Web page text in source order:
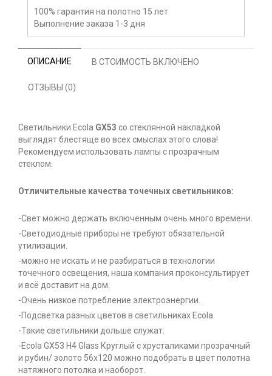
100% гарантия на полотно 15 лет
Выполнение заказа 1-3 дня
ОПИСАНИЕ В СТОИМОСТЬ ВКЛЮЧЕНО
ОТЗЫВЫ (0)
Светильники Ecola GX53 со стеклянной накладкой
выглядят блестяще во всех смыслах этого слова!
Рекомендуем использовать лампы с прозрачным
стеклом.
Отличительные качества точечных светильников:
-Свет можно держать включенным очень много времени.
-Светодиодные приборы не требуют обязательной
утилизации.
-можно не искать и не разбираться в технологии
точечного освещения, наша компания проконсультирует
и всё доставит на дом.
-Очень низкое потребление электроэнергии.
-Подсветка разных цветов в светильниках Ecola
-Такие светильники дольше служат.
-Ecola GX53 H4 Glass Круглый с хрусталиками прозрачный
и рубин/ золото 56x120 можно подобрать в цвет полотна
натяжного потолка и наоборот.